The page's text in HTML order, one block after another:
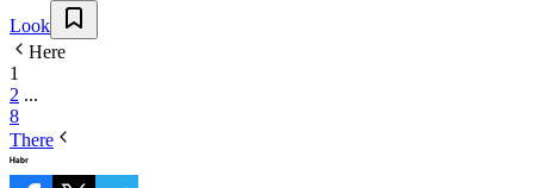
Look
Here
1
2 ...
8
There